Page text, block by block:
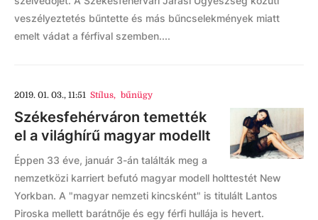
veszélyeztetés bűntette és más bűncselekmények miatt
emelt vádat a férfival szemben....
2019. 01. 03., 11:51 Stílus, bűnügy
Székesfehérváron temették
el a világhírű magyar modellt
Éppen 33 éve, január 3-án találták meg a
nemzetközi karriert befutó magyar modell holttestét New
Yorkban. A "magyar nemzeti kincsként" is titulált Lantos
Piroska mellett barátnője és egy férfi hullája is hevert.